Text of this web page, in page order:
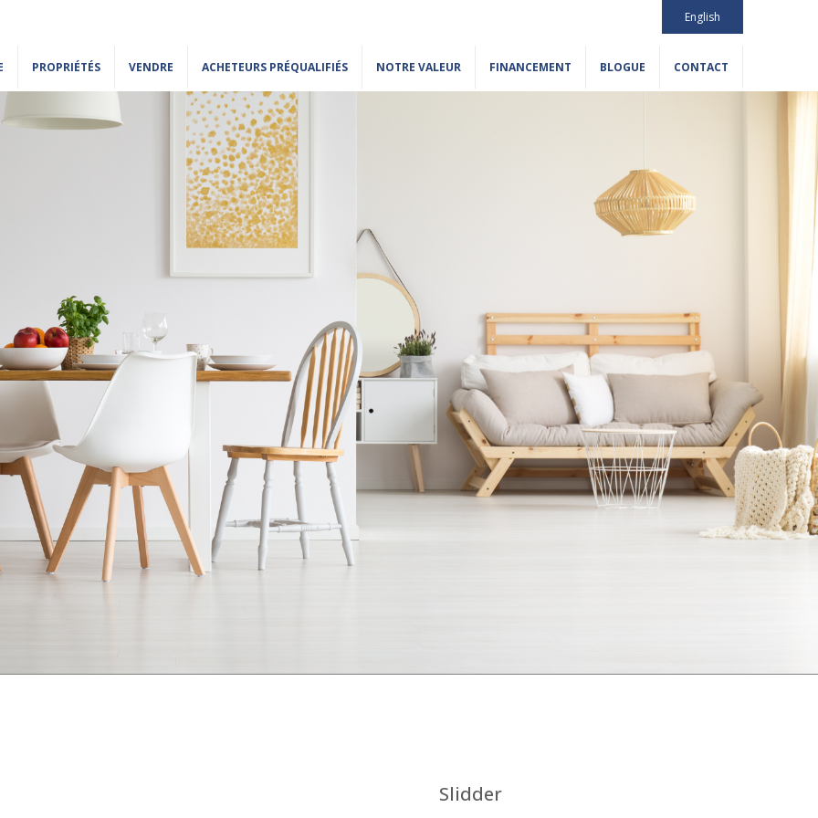
English
PROPRIÉTÉS VENDRE ACHETEURS PRÉQUALIFIÉS NOTRE VALEUR FINANCEMENT BLOGUE CONTACT
Slidder